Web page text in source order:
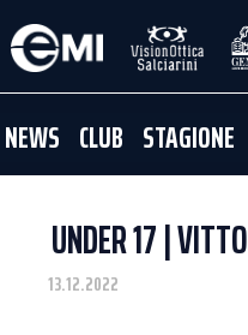
NEWS CLUB STAGIONE
UNDER 17 |
13.12.2022